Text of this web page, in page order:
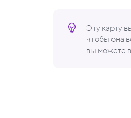
Эту карту
чтобы она
вы можете